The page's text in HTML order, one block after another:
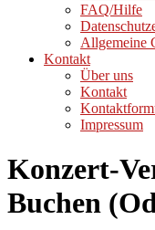
FAQ/Hilfe
Allgemeine
Kontakt
Über uns
Kontakt
Impressum
Konzert-
Buchen